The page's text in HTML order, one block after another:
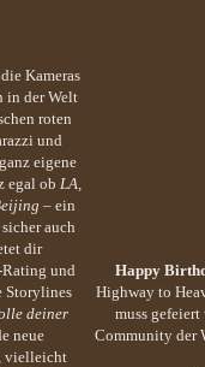
Kameras
in der Welt
roten
und
eigene
egal ob LA,
– ein
auch
dir
Rating und
Storylines
deiner
neue
vielleicht
Happy
Highway to
muss
Community der